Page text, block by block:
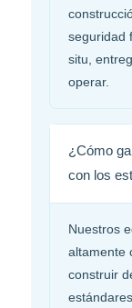
seguridad
situ,
operar.
¿Cómo
con los
Nuestros
altamente
construir